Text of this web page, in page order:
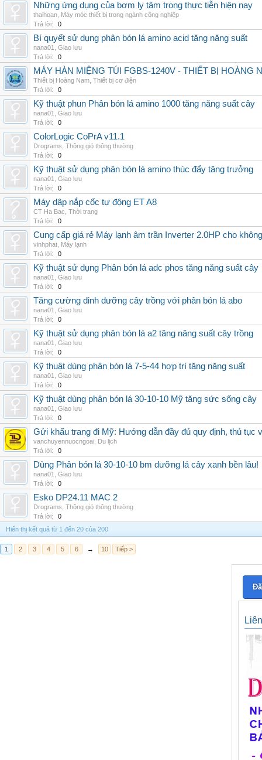
Những ứng dụng của bơm ly tâm trong thực tiễn hiện nay
thaihoan Máy móc thiết bị trong ngành công nghiệp
Trả lời:
0
Bí quyết sử dụng phân bón lá amino acid tăng năng suất
nana01
Giao lưu
Trả lời:
0
MÁY HÀN MIỆNG TÚI FGBS-1240V - THIẾT BỊ HOÀNG
Thiết bị Hoàng Nam Thiết bị cơ điện
Trả lời:
0
Kỹ thuật phun Phân bón lá amino 1000 tăng năng suất cây
nana01
Giao lưu
Trả lời:
0
ColorLogic CoPrA v11.1
Drograms Thông gió thông thường
Trả lời:
0
Kỹ thuật sử dụng phân bón lá amino thúc đẩy tăng trưởng
nana01
Giao lưu
Trả lời:
0
Máy dập nắp cốc tự động ET A8
CT Ha Bac Thời trang
Trả lời:
0
Cung cấp giá rẻ Máy lạnh âm trần Inverter 2.0HP cho
vinhphat Máy lạnh
Trả lời:
0
Kỹ thuật sử dụng Phân bón lá adc phos tăng năng suất cây
nana01
Giao lưu
Trả lời:
0
Tăng cường dinh dưỡng cây trồng với phân bón lá abo
nana01
Giao lưu
Trả lời:
0
Kỹ thuật sử dụng phân bón lá a2 tăng năng suất cây trồng
nana01
Giao lưu
Trả lời:
0
Kỹ thuật dùng phân bón lá 7-5-44 hợp trí tăng năng suất
nana01
Giao lưu
Trả lời:
0
Kỹ thuật dùng phân bón lá 30-10-10 Mỹ tăng sức sống cây
nana01
Giao lưu
Trả lời:
0
Gửi khẩu trang đi Mỹ: Hướng dẫn đầy đủ quy định, thủ tục
vanchuyennuocngoai Du lịch
Trả lời:
0
Dùng Phân bón lá 30-10-10 bm dưỡng lá cây xanh bền lâu!
nana01
Giao lưu
Trả lời:
0
Esko DP24.11 MAC 2
Drograms Thông gió thông thường
Trả lời:
0
Hiển thị kết quả từ 1 đến 20 của 200
1 2 3 4 5 6 → 10 Tiếp >